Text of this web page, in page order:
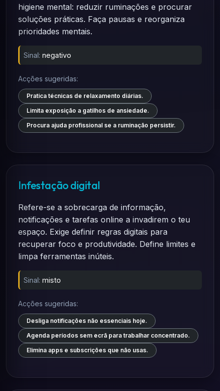
higiene mental: reduzir ruminações e procurar
soluções práticas. Faça pausas e reorganiza
prioridades mentais.
Sinal: negativo
Acções sugeridas:
Pratica técnicas de relaxamento diárias.
Limita exposição a gatilhos de ansiedade.
Procura ajuda profissional se a ruminação persistir.
Infestação digital
Refere-se a sobrecarga de informação,
notificações e tarefas online a invadirem o teu
espaço. Exige definir regras digitais para
recuperar foco e produtividade. Define limites e
limpa ferramentas inúteis.
Sinal: misto
Acções sugeridas:
Desliga notificações não essenciais hoje.
Agenda períodos sem ecrã para trabalhar concentrado.
Elimina apps e subscrições que não usas.